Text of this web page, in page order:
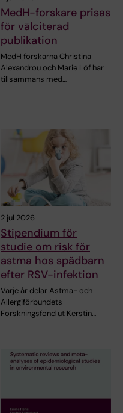
MedH-forskare prisas
för välciterad
publikation
MedH forskarna Christina
Alexandrou och Marie Löf har
tillsammans med…
2 jul 2026
Stipendium för
studie om risk för
astma hos spädbarn
efter RSV-infektion
Varje år delar Astma- och
Allergiförbundets
Forskningsfond ut Kerstin…